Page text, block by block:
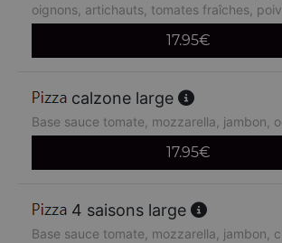
oignons, artichauts, tomates fraîches,
17.95€
calzone large
Base sauce tomate, mozzarella, jambon,
17.95€
4 saisons large
Base sauce tomate, mozzarella, jambon,